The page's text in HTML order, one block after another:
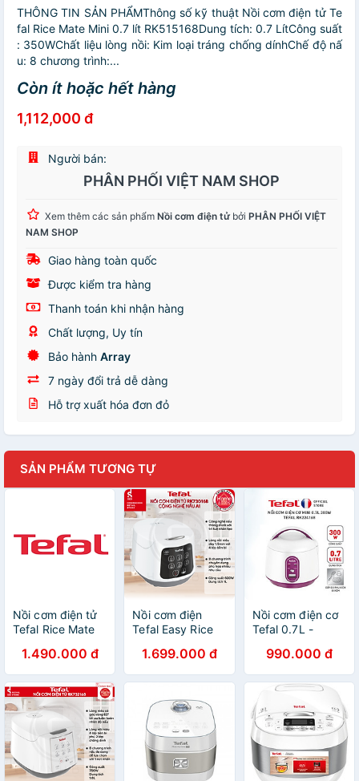
THÔNG TIN SẢN PHẨMThông số kỹ thuật Nồi cơm điện tử Te
fal Rice Mate Mini 0.7 lít RK515168Dung tích: 0.7 LítCông suất
: 350WChất liệu lòng nồi: Kim loại tráng chống dínhChế độ nấ
u: 8 chương trình:...
Còn ít hoặc hết hàng
1,112,000 đ
Người bán:
PHÂN PHỐI VIỆT NAM SHOP
Xem thêm các sản phẩm Nồi cơm điện tửbởi PHÂN PHỐI VIỆT
NAM SHOP
Giao hàng toàn quốc
Được kiểm tra hàng
Thanh toán khi nhận hàng
Chất lượng, Uy tín
Bảo hành Array
7 ngày đổi trả dễ dàng
Hỗ trợ xuất hóa đơn đỏ
SẢN PHẨM TƯƠNG TỰ
Nồi cơm điện tử
Tefal Rice Mate
RK515168 -
Hàng chính hãng
1.490.000 đ
Nồi cơm điện
Tefal Easy Rice
RK730168 -
Dung tích 1L -
Công suất 600W
- Dễ dàng sử
dụng với 1 nút
nhấn - Công
nghệ điện tử
Fuzzy Heating -
Hàng chính hãng
1.699.000 đ
Nồi cơm điện cơ
Tefal 0.7L -
Pháp -
RK224168- Hàng
chính hãng
990.000 đ